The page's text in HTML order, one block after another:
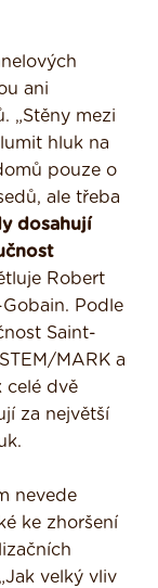
ani
„Stěny mezi
hluk na
pouze o
ale třeba
dosahují
Robert
Podle
Saint-
MARK a
celé dvě
za největší
nevede
ke zhoršení
velký vliv